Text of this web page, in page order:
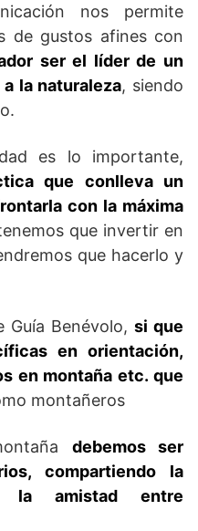
nos permite
de gustos afines con
ser el líder de un
la naturaleza, siendo
es lo importante,
que conlleva un
con la máxima
que invertir en
que hacerlo y
Guía Benévolo,si que
en orientación,
en montaña etc. que
montañeros
debemos ser
compartiendo la
la amistad entre